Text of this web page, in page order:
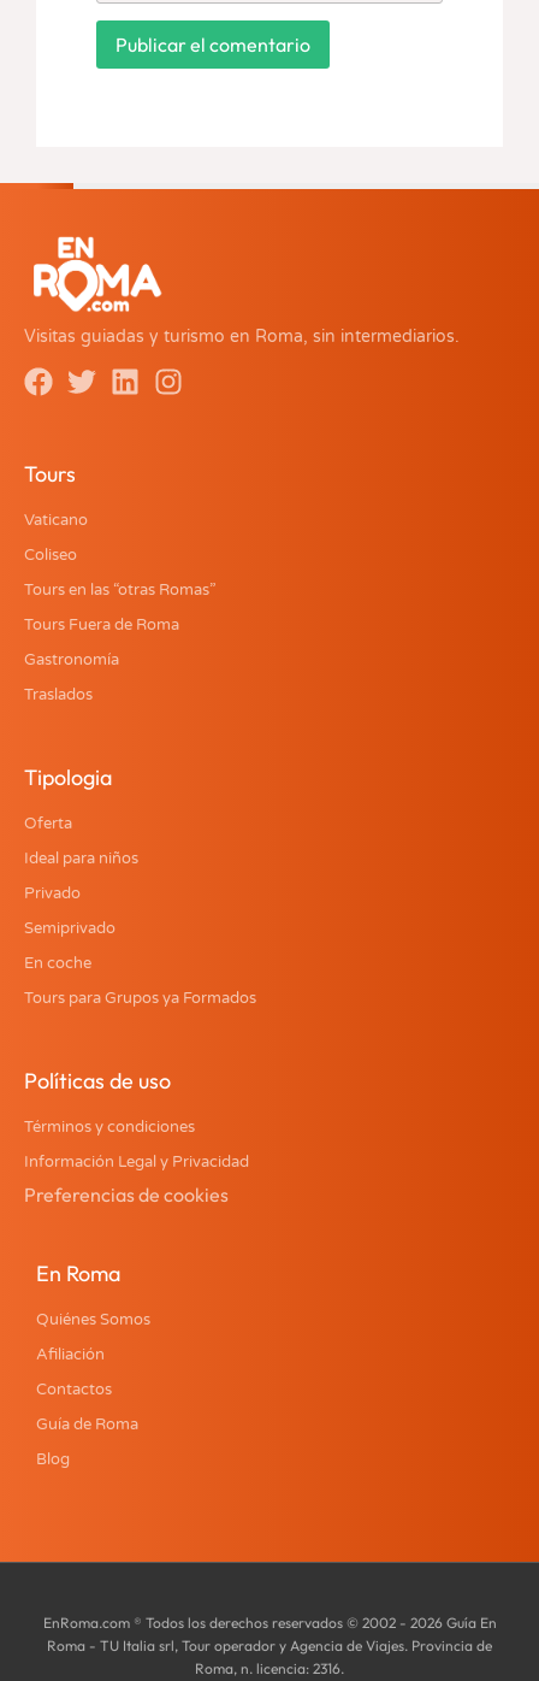
Visitas guiadas y turismo en Roma, sin intermediarios.
Tours
Vaticano
Coliseo
Tours en las “otras Romas”
Tours Fuera de Roma
Gastronomía
Traslados
Tipologia
Oferta
Ideal para niños
Privado
Semiprivado
En coche
Tours para Grupos ya Formados
Políticas de uso
Términos y condiciones
Información Legal y Privacidad
Preferencias de cookies
En Roma
Quiénes Somos
Afiliación
Contactos
Guía de Roma
Blog
EnRoma.com ® Todos los derechos reservados © 2002 - 2026 Guía En
Roma - TU Italia srl, Tour operador y Agencia de Viajes. Provincia de
Roma, n. licencia: 2316.